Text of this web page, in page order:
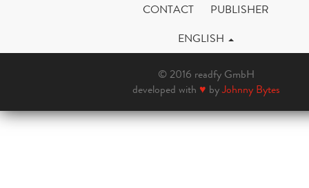
CONTACT
PUBLISHER
ENGLISH
© 2016 readfy GmbH
developed with ♥ byJohnny Bytes